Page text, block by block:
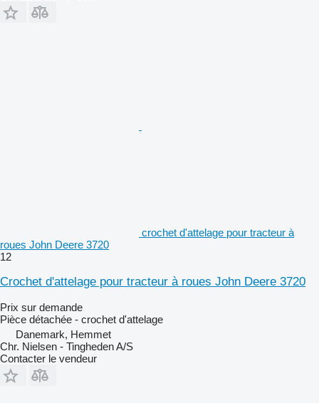
crochet d'attelage pour tracteur à
roues John Deere 3720
12
Crochet d'attelage pour tracteur à roues John Deere 3720
Prix sur demande
Pièce détachée - crochet d'attelage
Danemark, Hemmet
Chr. Nielsen - Tingheden A/S
Contacter le vendeur